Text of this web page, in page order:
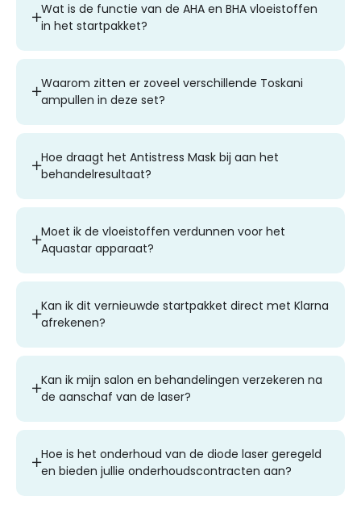
Wat is de functie van de AHA en BHA vloeistoffen
in het startpakket?
Waarom zitten er zoveel verschillende Toskani
ampullen in deze set?
Hoe draagt het Antistress Mask bij aan het
behandelresultaat?
Moet ik de vloeistoffen verdunnen voor het
Aquastar apparaat?
Kan ik dit vernieuwde startpakket direct met Klarna
afrekenen?
Kan ik mijn salon en behandelingen verzekeren na
de aanschaf van de laser?
Hoe is het onderhoud van de diode laser geregeld
en bieden jullie onderhoudscontracten aan?